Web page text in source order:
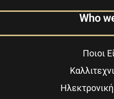
Who
Ποιοι